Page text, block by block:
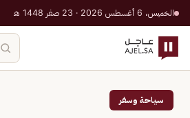
الخميس، 6 أغسطس 2026 · 23 صفر 1448 هـ
سياحة وسفر